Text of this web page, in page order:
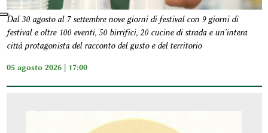
Dal 30 agosto al 7 settembre nove giorni di festival con 9 giorni di
festival e oltre 100 eventi, 50 birrifici, 20 cucine di strada e un'intera
città protagonista del racconto del gusto e del territorio
05 agosto 2026 | 17:00